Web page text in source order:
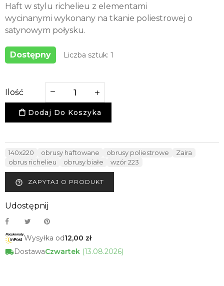
Haft w stylu richelieu z elementami
wycinanymi wykonany na tkanie poliestrowej o
satynowym połysku.
Dostępny Liczba sztuk: 1
Ilość
Dodaj Do Koszyka
140x220 obrusy haftowane obrusy poliestrowe
Zaira
obrus richelieu
obrusy białe wzór 223
help_outline ZAPYTAJ O PRODUKT
Udostępnij
Wysyłka od12,00 zł
DostawaCzwartek (13.08.2026)